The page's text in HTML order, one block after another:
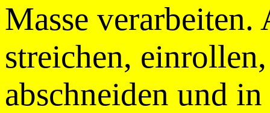
Masse
streichen,
abschneiden und